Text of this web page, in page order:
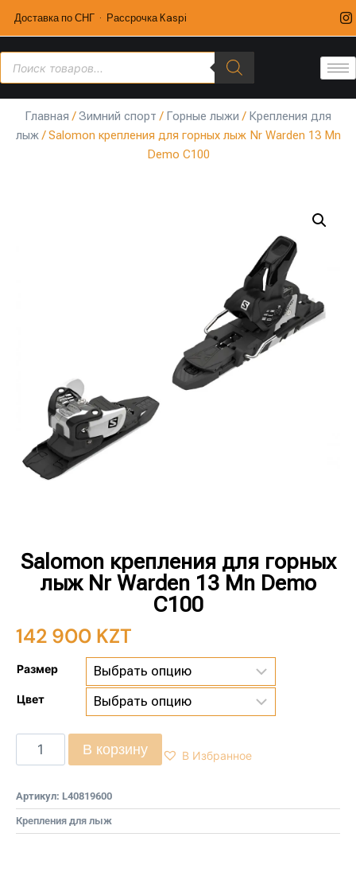
Доставка по СНГ · Рассрочка Kaspi
Главная /Зимний спорт / Горные лыжи / Крепления для
лыж/ Salomon крепления для горных лыж Nr Warden 13 Mn
Demo C100
Salomon крепления для горных
лыж Nr Warden 13 Mn Demo
C100
142 900 KZT
Размер
Цвет
В корзину В Избранное
Артикул: L40819600
Крепления для лыж